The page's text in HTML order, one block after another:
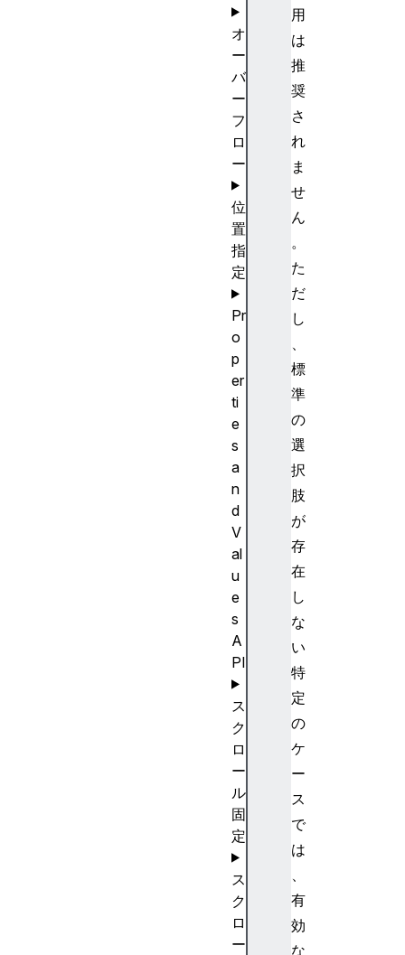
用
は
推
奨
さ
れ
ま
せ
ん
。
た
だ
し
標
準
の
選
択
肢
が
存
在
し
な
い
特
定
の
ケ
ー
ス
で
は
有
効
な
オ
ー
バ
ー
フ
ロ
ー
位
置
指
定
Pr
o
p
er
ti
e
s
a
n
d
V
al
u
e
s
A
PI
ス
ク
ロ
ー
ル
固
定
ス
ク
ロ
ー